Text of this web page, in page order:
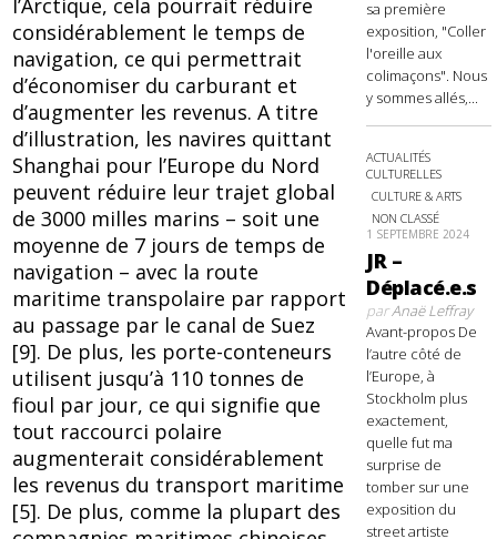
considérablement le temps de
navigation, ce qui permettrait
d’économiser du carburant et
d’augmenter les revenus. A titre
d’illustration, les navires quittant
Shanghai pour l’Europe du Nord
peuvent réduire leur trajet global
de 3000 milles marins – soit une
moyenne de 7 jours de temps de
navigation – avec la route
maritime transpolaire par rapport
au passage par le canal de Suez
[9]. De plus, les porte-conteneurs
utilisent jusqu’à 110 tonnes de
fioul par jour, ce qui signifie que
tout raccourci polaire
augmenterait considérablement
les revenus du transport maritime
[5]. De plus, comme la plupart des
sa première
exposition, "Coller
l'oreille aux
colimaçons". Nous
y sommes allés,...
ACTUALITÉS
CULTURELLES
CULTURE & ARTS
NON CLASSÉ
1 SEPTEMBRE 2024
JR –
Déplacé.e.s
parAnaë Leffray
Avant-propos De
l’autre côté de
l’Europe, à
Stockholm plus
exactement,
quelle fut ma
surprise de
tomber sur une
exposition du
street artiste